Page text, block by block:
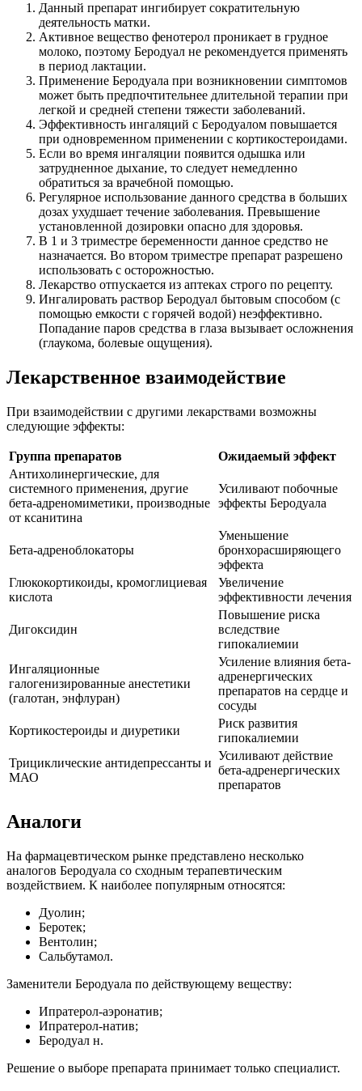
Данный препарат ингибирует сократительную
деятельность матки.
Активное вещество фенотерол проникает в грудное
молоко, поэтому Беродуал не рекомендуется применять
в период лактации.
Применение Беродуала при возникновении симптомов
может быть предпочтительнее длительной терапии при
легкой и средней степени тяжести заболеваний.
Эффективность ингаляций с Беродуалом повышается
при одновременном применении с кортикостероидами.
Если во время ингаляции появится одышка или
затрудненное дыхание, то следует немедленно
обратиться за врачебной помощью.
Регулярное использование данного средства в больших
дозах ухудшает течение заболевания. Превышение
установленной дозировки опасно для здоровья.
В 1 и 3 триместре беременности данное средство не
назначается. Во втором триместре препарат разрешено
использовать с осторожностью.
Лекарство отпускается из аптеках строго по рецепту.
Ингалировать раствор Беродуал бытовым способом (с
помощью емкости с горячей водой) неэффективно.
Попадание паров средства в глаза вызывает осложнения
(глаукома, болевые ощущения).
Лекарственное взаимодействие
При взаимодействии с другими лекарствами возможны
следующие эффекты:
Группа препаратов
Ожидаемый эффект
Антихолинергические, для
системного применения, другие
бета-адреномиметики, производные
от ксанитина
Усиливают побочные
эффекты Беродуала
Бета-адреноблокаторы
Уменьшение
бронхорасширяющего
эффекта
Глюкокортикоиды, кромоглициевая
кислота
Увеличение
эффективности лечения
Дигоксидин
Повышение риска
вследствие
гипокалиемии
Ингаляционные
галогенизированные анестетики
(галотан, энфлуран)
Усиление влияния бета-
адренергических
препаратов на сердце и
сосуды
Кортикостероиды и диуретики
Риск развития
гипокалиемии
Трициклические антидепрессанты и
МАО
Усиливают действие
бета-адренергических
препаратов
Аналоги
На фармацевтическом рынке представлено несколько
аналогов Беродуала со сходным терапевтическим
воздействием. К наиболее популярным относятся:
Дуолин;
Беротек;
Вентолин;
Сальбутамол.
Заменители Беродуала по действующему веществу:
Ипратерол-аэронатив;
Ипратерол-натив;
Беродуал н.
Решение о выборе препарата принимает только специалист.